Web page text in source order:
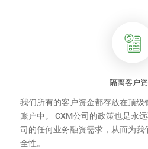
隔离客户
我们所有的客户资金都存放在顶
账户中。 CXM公司的政策也是永
司的任何业务融资需求，从而为
全性。